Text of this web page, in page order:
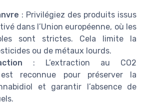
: Privilégiez des produits issus
dans l’Union européenne, où les
sont strictes. Cela limite la
ou de métaux lourds.
: L’extraction au CO2
reconnue pour préserver la
et garantir l’absence de